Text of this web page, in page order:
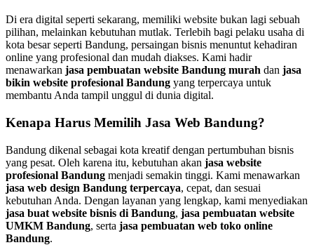
Di era digital seperti sekarang, memiliki website bukan lagi sebuah
pilihan, melainkan kebutuhan mutlak. Terlebih bagi pelaku usaha di
kota besar seperti Bandung, persaingan bisnis menuntut kehadiran
online yang profesional dan mudah diakses. Kami hadir
menawarkan jasa pembuatan website Bandung murah dan jasa
bikin website profesional Bandung yang terpercaya untuk
membantu Anda tampil unggul di dunia digital.
Kenapa Harus Memilih Jasa Web Bandung?
Bandung dikenal sebagai kota kreatif dengan pertumbuhan bisnis
yang pesat. Oleh karena itu, kebutuhan akan jasa website
profesional Bandung menjadi semakin tinggi. Kami menawarkan
jasa web design Bandung terpercaya, cepat, dan sesuai
kebutuhan Anda. Dengan layanan yang lengkap, kami menyediakan
jasa buat website bisnis di Bandung, jasa pembuatan website
UMKM Bandung, serta jasa pembuatan web toko online
Bandung.